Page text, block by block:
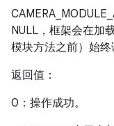
NULL，框架会在加
模块方法之前）始终
返回值：
0：操作成功。